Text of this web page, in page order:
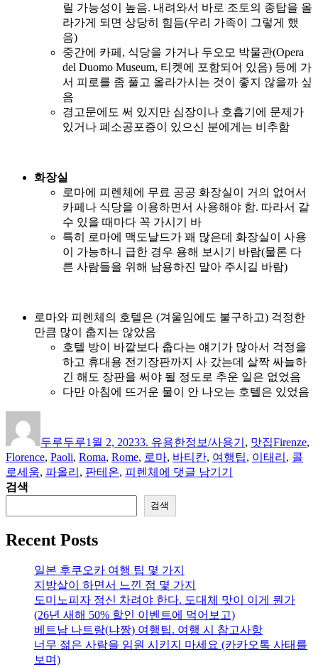
릴 가능성이 높음. 내려와서 바로 조토의 종탑을 올
라가게 되면 상당히 힘듬(우리 가족이 그렇게 했
음)
중간에 카페, 식당을 가거나 두오모 박물관(Opera
del Duomo Museum, 티켓에 포함되어 있음) 등에 가
서 피로를 좀 풀고 올라가시는 것이 좋지 않을까 싶
음
경고문에도 써 있지만 심장이나 호흡기에 문제가
있거나 폐소공포증이 있으신 분에게는 비추함
화장실
로마에 피렌체에 무료 공공 화장실이 거의 없어서
카페나 식당을 이용하면서 사용해야 함. 따라서 갈
수 있을 때마다 꼭 가시기 바
특히 로마에 맥도날드가 꽤 많은데 화장실이 사용
이 가능하니 급한 경우 용해 보시기 바람(물론 다
른 사람들을 위해 남용하진 말아 주시길 바람)
로마와 피렌체의 호텔은 (겨울임에도 불구하고) 걱정한
만큼 많이 춥지는 않았음
호텔 방이 바깥보다 춥다는 얘기가 많아서 걱정을
하고 휴대용 전기장판까지 사 갔는데 살짝 싸늘하
긴 해도 장판을 써야 될 정도로 추운 일은 없었음
다만 아침에 뜨거운 물이 안 나오는 호텔은 있었음
이
두루두루일
자
1월 2, 2023고
리
3. 유용한정보/사용기 , 맛집Firenze,
Florence, Paoli, Roma, Rome, 로마, 바티칸, 여행팁, 이태리 , 콜
로세움, 파올리 , 판테온, 피렌체 이
리
아
–
로
마,
바
티
칸,
에 댓글 남기기
검색
검색
Recent Posts
일본 후쿠오카 여행 팁 몇 가지
지방살이 하면서 느낀 점 몇 가지
도미노피자 정신 차려야 한다. 도대체 맛이 이게 뭔가
(26년 새해 50% 할인 이벤트에 먹어보고)
베트남 나트랑(냐짱) 여행팁. 여행 시 참고사항
너무 젊은 사람을 임원 시키지 마세요 (카카오톡 사태를
보며)